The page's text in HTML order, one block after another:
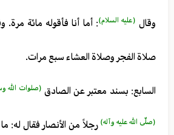
وقال (عليه السلام): أما أنا فأقوله مائة
صلاة الفجر وصلاة العشاء سبع مرات.
السابع: بسند معتبر عن الصادق (صلوات الله
(صلّى الله عليه وآله) رجلاً من الأنصار فقال له: